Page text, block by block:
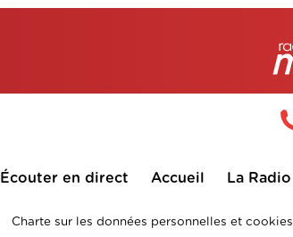
Écouter en direct Accueil La Radio
Charte sur les données personnelles et cookies